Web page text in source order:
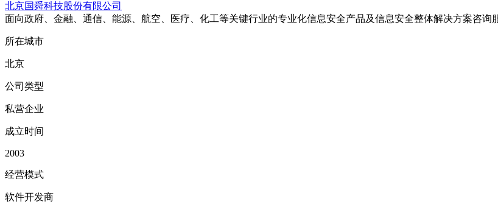
北京国舜科技股份有限公司
面向政府、金融、通信、能源、航空、医疗、化工等关键行业的专业化信息安全产品及信息安全整体解决方案咨询
所在城市
北京
公司类型
私营企业
成立时间
2003
经营模式
软件开发商